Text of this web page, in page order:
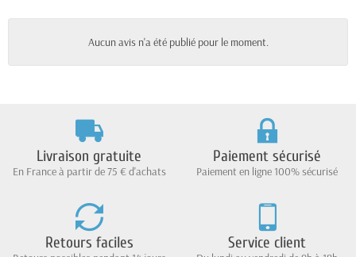
Aucun avis n'a été publié pour le moment.
Livraison gratuite
En France à partir de 75 € d'achats
Paiement sécurisé
Paiement en ligne 100% sécurisé
Retours faciles Service client